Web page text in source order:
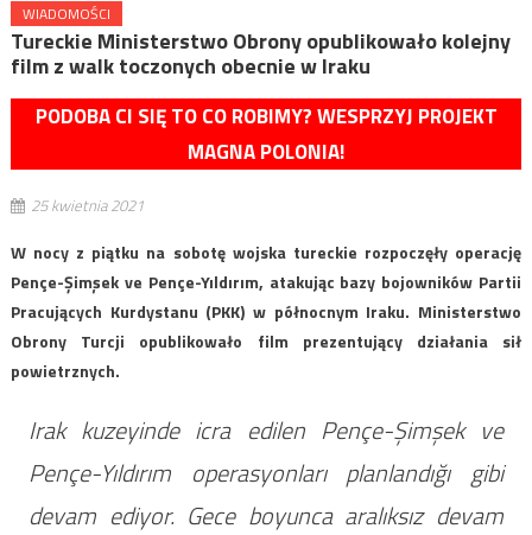
WIADOMOŚCI
Tureckie Ministerstwo Obrony opublikowało kolejny
film z walk toczonych obecnie w Iraku
PODOBA CI SIĘ TO CO ROBIMY? WESPRZYJ PROJEKT
MAGNA POLONIA!
25 kwietnia 2021
W nocy z piątku na sobotę wojska tureckie rozpoczęły operację
Pençe-Şimşek ve Pençe-Yıldırım, atakując bazy bojowników Partii
Pracujących Kurdystanu (PKK) w północnym Iraku. Ministerstwo
Obrony Turcji opublikowało film prezentujący działania sił
powietrznych.
Irak kuzeyinde icra edilen Pençe-Şimşek ve
Pençe-Yıldırım operasyonları planlandığı gibi
devam ediyor. Gece boyunca aralıksız devam